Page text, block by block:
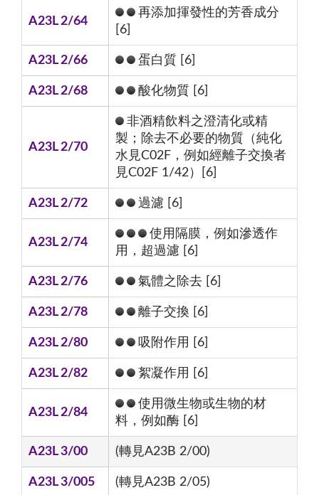
A23L 2/64
再添加揮發性的芳香成分
[6]
A23L 2/66 蛋白質 [6]
A23L 2/68 酸化物質 [6]
A23L 2/70
非酒精飲料之澄清化或精
製；除去不必要的物質（純化
水見C02F，例如經離子交換者
見C02F 1/42）[6]
A23L 2/72 過濾 [6]
A23L 2/74
使用隔膜，例如滲透作
用，超過濾 [6]
A23L 2/76 氣體之除去 [6]
A23L 2/78 離子交換 [6]
A23L 2/80 吸附作用 [6]
A23L 2/82 絮凝作用 [6]
A23L 2/84
使用微生物或生物的材
料，例如酶 [6]
A23L 3/00 (轉見A23B 2/00)
A23L 3/005 (轉見A23B 2/05)